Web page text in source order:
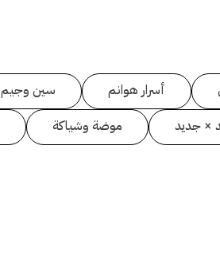
أسرار هوانم سين وجيم
× جديد موضة وشياكة